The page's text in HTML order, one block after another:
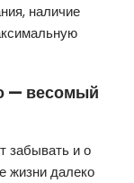
наличие
— весомый
забывать и о
жизни далеко